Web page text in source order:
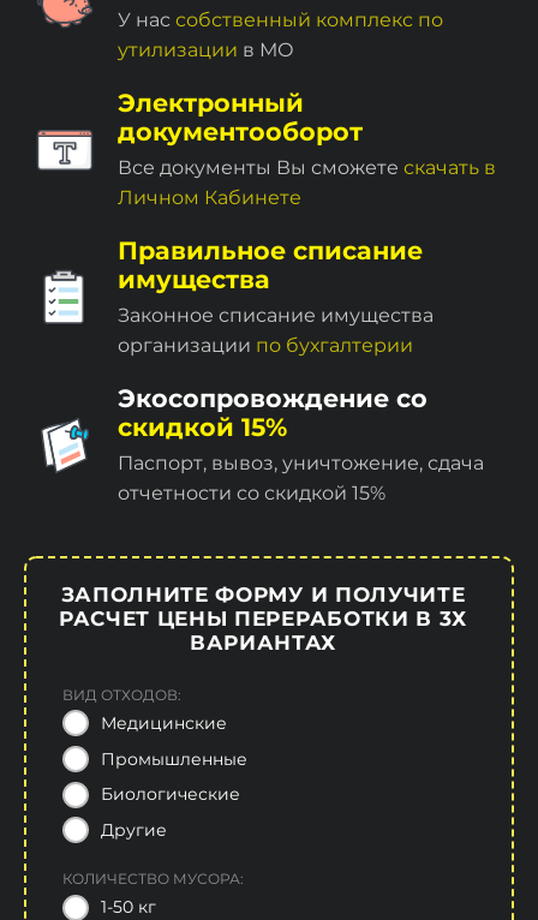
У нас собственный комплекc по
утилизации в МО
Электронный
документооборот
Все документы Вы сможете скачать в
Личном Кабинете
Правильное списание
имущества
Законное списание имущества
организации по бухгалтерии
Экосопровождение со
скидкой 15%
Паспорт, вывоз, уничтожение, сдача
отчетности со скидкой 15%
ЗАПОЛНИТЕ ФОРМУ И ПОЛУЧИТЕ
РАСЧЕТ ЦЕНЫ ПЕРЕРАБОТКИ В 3Х
ВАРИАНТАХ
ВИД ОТХОДОВ:
Медицинские
Промышленные
Биологические
Другие
КОЛИЧЕСТВО МУСОРА:
1-50 кг